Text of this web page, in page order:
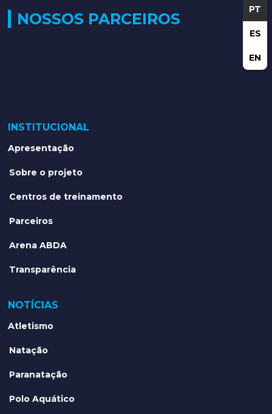
PT
ES
EN
NOSSOS PARCEIROS
INSTITUCIONAL
Apresentação
Sobre o projeto
Centros de treinamento
Parceiros
Arena ABDA
Transparência
NOTÍCIAS
Atletismo
Natação
Paranatação
Polo Aquático